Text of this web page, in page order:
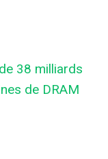
38 milliards
de DRAM